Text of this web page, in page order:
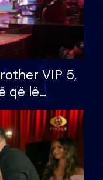
VIP 5,
që lë
për